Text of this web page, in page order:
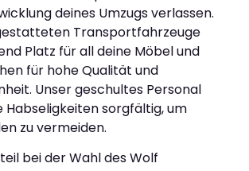
deines Umzugs verlassen.
Transportfahrzeuge
Platz für all deine Möbel und
für hohe Qualität und
Unser geschultes Personal
Habseligkeiten sorgfältig, um
zu vermeiden.
bei der Wahl des Wolf